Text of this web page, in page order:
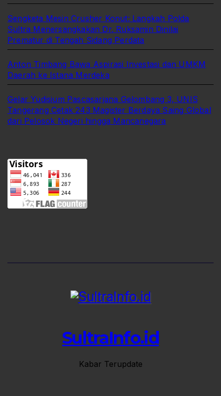
Sengketa Mesin Crusher Konut: Langkah Polda
Sultra Menersangkakan Dr. Ruksamin Dinilai
Prematur di Tengah Sidang Perdata
Anton Timbang Bawa Aspirasi Investasi dan UMKM
Daerah ke Istana Merdeka
Gelar Yudisium Pascasarjana Gelombang 3, UNIS
Tangerang Cetak 243 Magister Berdaya Saing Global
dari Pelosok Negeri hingga Mancanegara
SultraInfo.id
Kabar Terupdate